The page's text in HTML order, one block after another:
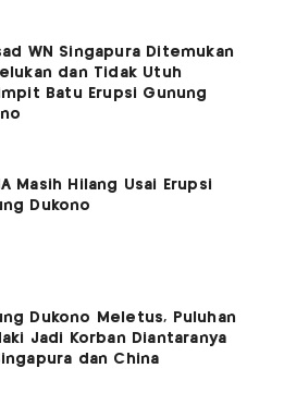
WN Singapura Ditemukan
dan Tidak Utuh
Batu Erupsi Gunung
Masih Hilang Usai Erupsi
Dukono
Dukono Meletus, Puluhan
Jadi Korban Diantaranya
dan China